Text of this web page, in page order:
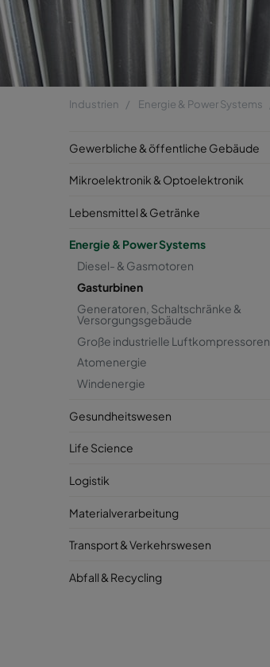
Industrien Energie & Power Systems
Gewerbliche & öffentliche Gebäude
Mikroelektronik & Optoelektronik
Lebensmittel & Getränke
Energie & Power Systems
Diesel- & Gasmotoren
Gasturbinen
Generatoren, Schaltschränke &
Versorgungsgebäude
Große industrielle Luftkompressoren
Atomenergie
Windenergie
Gesundheitswesen
Life Science
Logistik
Materialverarbeitung
Transport & Verkehrswesen
Abfall & Recycling